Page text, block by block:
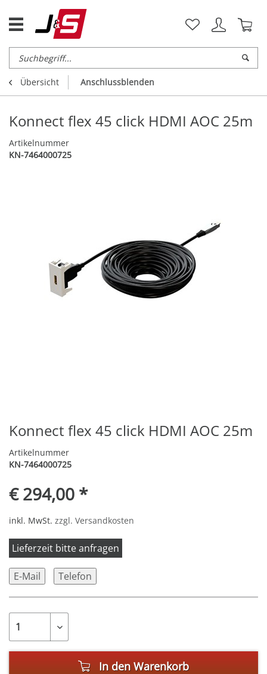
Übersicht Anschlussblenden
Konnect flex 45 click HDMI AOC 25m
Artikelnummer
KN-7464000725
Konnect flex 45 click HDMI AOC 25m
Artikelnummer
KN-7464000725
€ 294,00 *
inkl. MwSt. zzgl. Versandkosten
Lieferzeit bitte anfragen
E-Mail Telefon
In den Warenkorb